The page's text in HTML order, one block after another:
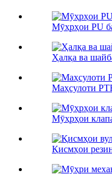
Мӯҳрҳои PU
Ҳалқа ва
Маҳсулоти
Мӯҳрҳои
Қисмҳои